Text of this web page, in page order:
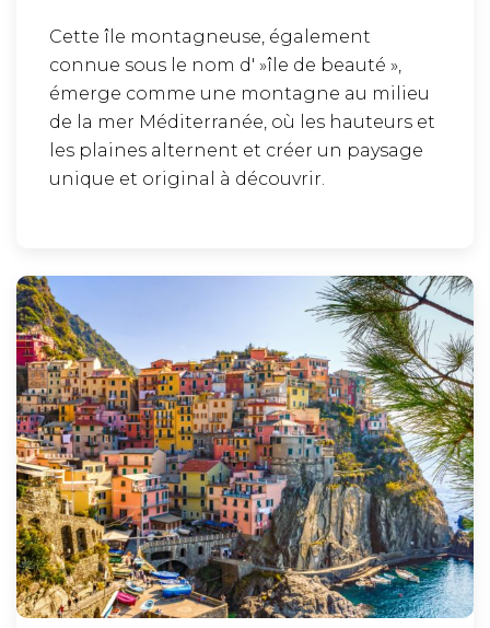
Cette île montagneuse, également
connue sous le nom d' »île de beauté »,
émerge comme une montagne au milieu
de la mer Méditerranée, où les hauteurs et
les plaines alternent et créer un paysage
unique et original à découvrir.